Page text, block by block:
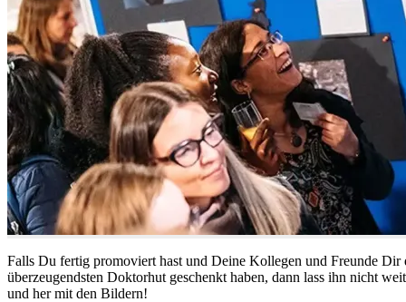
Falls Du fertig promoviert hast und Deine Kollegen und Freunde
überzeugendsten Doktorhut geschenkt haben, dann lass ihn nicht
und her mit den Bildern!